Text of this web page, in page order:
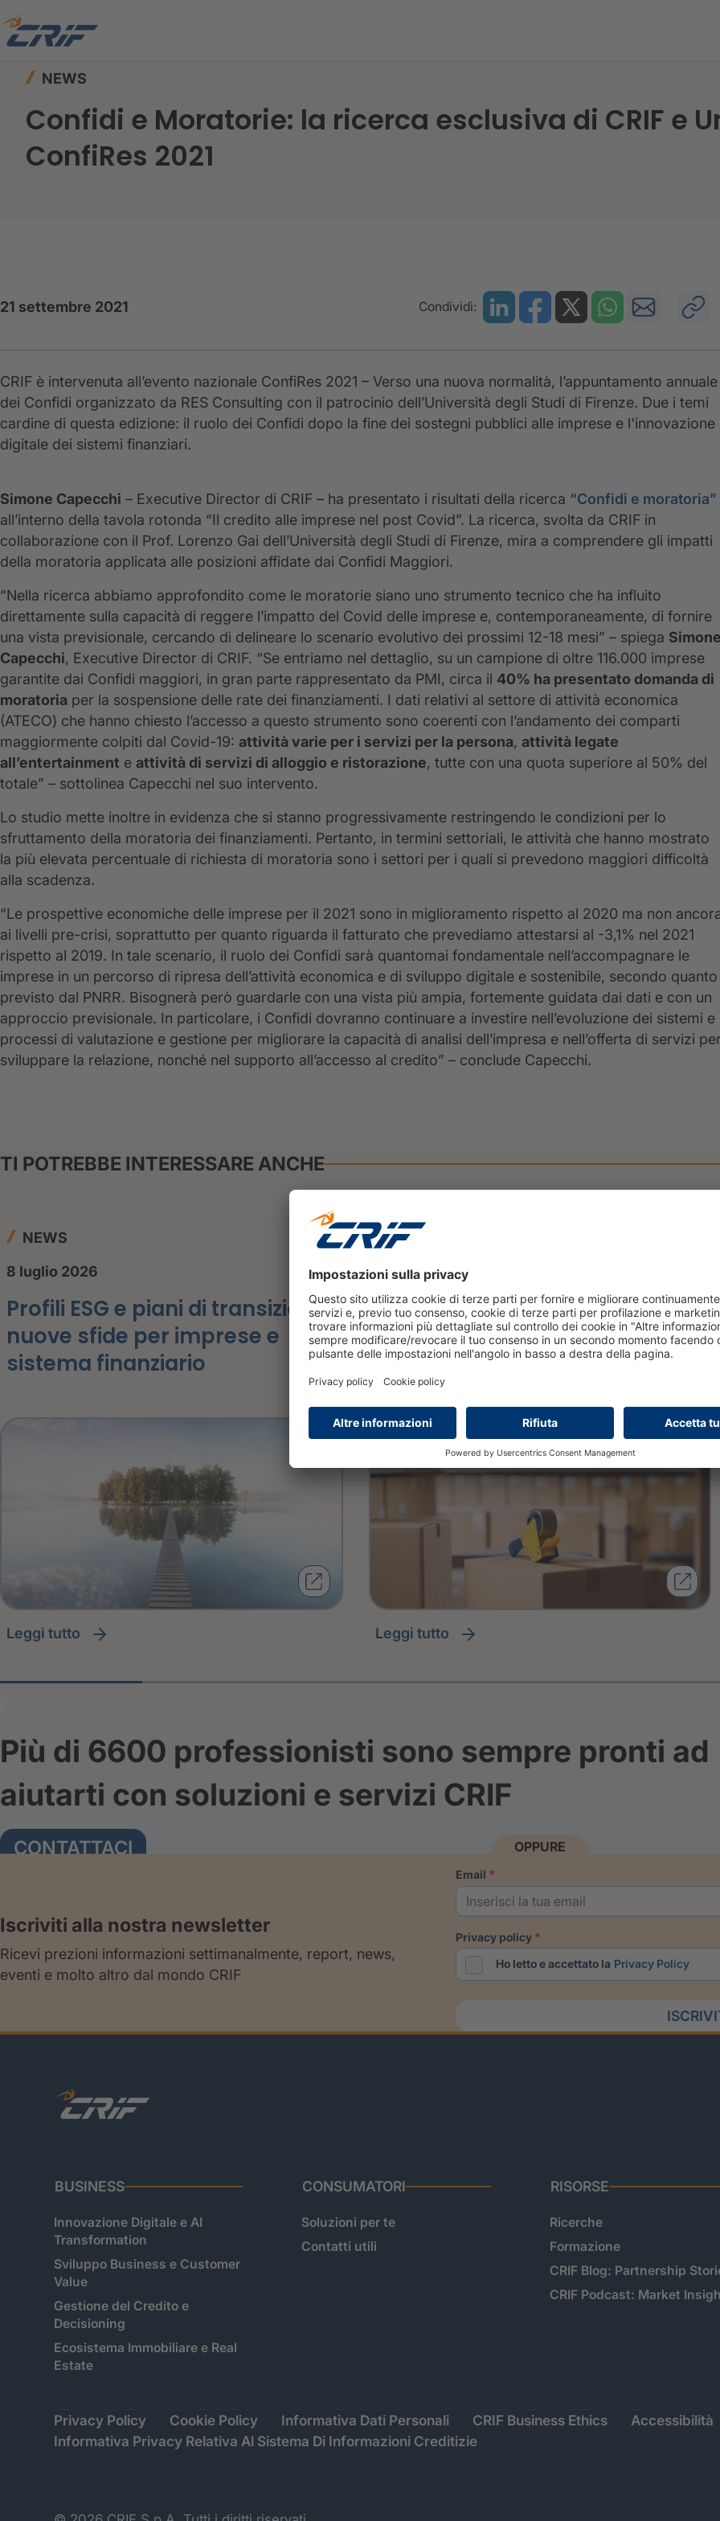
Home
NEWS
Confidi e Moratorie: la ricerca esclusiva di CRIF e
ConfiRes 2021
21 settembre 2021 Condividi:
CRIF è intervenuta all’evento nazionale ConfiRes 2021 – Verso una nuova normalità, l’appuntamento annuale
dei Confidi organizzato da RES Consulting con il patrocinio dell’Università degli Studi di Firenze. Due i temi
cardine di questa edizione: il ruolo dei Confidi dopo la fine dei sostegni pubblici alle imprese e l'innovazione
digitale dei sistemi finanziari.
Simone Capecchi – Executive Director di CRIF – ha presentato i risultati della ricerca “Confidi e moratoria”
all’interno della tavola rotonda “Il credito alle imprese nel post Covid”. La ricerca, svolta da CRIF in
collaborazione con il Prof. Lorenzo Gai dell’Università degli Studi di Firenze, mira a comprendere gli impatti
della moratoria applicata alle posizioni affidate dai Confidi Maggiori.
“Nella ricerca abbiamo approfondito come le moratorie siano uno strumento tecnico che ha influito
direttamente sulla capacità di reggere l’impatto del Covid delle imprese e, contemporaneamente, di fornire
una vista previsionale, cercando di delineare lo scenario evolutivo dei prossimi 12-18 mesi” – spiega
Capecchi, Executive Director di CRIF. “Se entriamo nel dettaglio, su un campione di oltre 116.000 imprese
garantite dai Confidi maggiori, in gran parte rappresentato da PMI, circa il 40% ha presentato domanda di
moratoria per la sospensione delle rate dei finanziamenti. I dati relativi al settore di attività economica
(ATECO) che hanno chiesto l’accesso a questo strumento sono coerenti con l’andamento dei comparti
maggiormente colpiti dal Covid-19: attività varie per i servizi per la persona, attività legate
all’entertainment e attività di servizi di alloggio e ristorazione, tutte con una quota superiore al 50% del
totale” – sottolinea Capecchi nel suo intervento.
Lo studio mette inoltre in evidenza che si stanno progressivamente restringendo le condizioni per lo
sfruttamento della moratoria dei finanziamenti. Pertanto, in termini settoriali, le attività che hanno mostrato
la più elevata percentuale di richiesta di moratoria sono i settori per i quali si prevedono maggiori difficoltà
alla scadenza.
“Le prospettive economiche delle imprese per il 2021 sono in miglioramento rispetto al 2020 ma non
ai livelli pre-crisi, soprattutto per quanto riguarda il fatturato che prevediamo attestarsi al -3,1% nel 2021
rispetto al 2019. In tale scenario, il ruolo dei Confidi sarà quantomai fondamentale nell’accompagnare le
imprese in un percorso di ripresa dell’attività economica e di sviluppo digitale e sostenibile, secondo quanto
previsto dal PNRR. Bisognerà però guardarle con una vista più ampia, fortemente guidata dai dati e con un
approccio previsionale. In particolare, i Confidi dovranno continuare a investire nell’evoluzione dei sistemi e
processi di valutazione e gestione per migliorare la capacità di analisi dell’impresa e nell’offerta di servizi
sviluppare la relazione, nonché nel supporto all’accesso al credito” – conclude Capecchi.
TI POTREBBE INTERESSARE ANCHE
NEWS
8 luglio 2026
Profili ESG e piani di transizione:
nuove sfide per imprese e
sistema finanziario
leggi tutto
NEWS
7 luglio 2026
Dati e AI per colmare il
protection gap delle PMI: la
visione CRIF all'Insurtech Day
2026
leggi tutto
Più di 6600 professionisti sono sempre pronti ad
aiutarti con soluzioni e servizi CRIF
CONTATTACI OPPURE
Iscriviti alla nostra newsletter
Ricevi prezioni informazioni settimanalmente, report, news,
eventi e molto altro dal mondo CRIF
email
privacy policy
Ho letto e accettato la Privacy Policy
BUSINESS
Innovazione Digitale e AI
Transformation
Sviluppo Business e Customer
Value
Gestione del Credito e
Decisioning
Ecosistema Immobiliare e Real
Estate
CONSUMATORI
Soluzioni per te
Contatti utili
RISORSE
Ricerche
Formazione
CRIF Blog: Partnership
CRIF Podcast: Market
Privacy Policy Cookie Policy Informativa Dati Personali CRIF Business Ethics
Accessibilità
Informativa Privacy Relativa Al Sistema Di Informazioni Creditizie